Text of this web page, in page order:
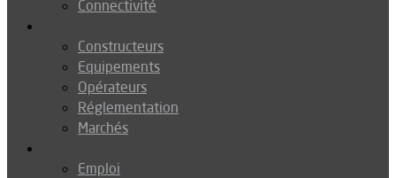
Connectivité
Constructeurs
Equipements
Opérateurs
Réglementation
Marchés
Emploi